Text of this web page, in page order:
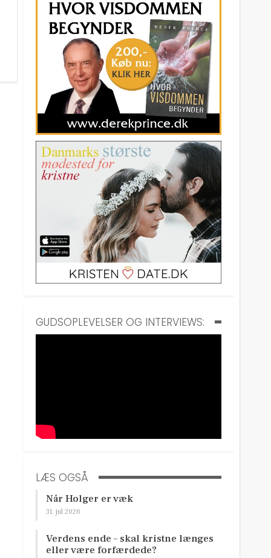
GUDSOPLEVELSER OG INTERVIEWS:
LÆS OGSÅ
Når Holger er væk
31. jul 2026
Verdens ende – skal kristne længes
eller være forfærdede?